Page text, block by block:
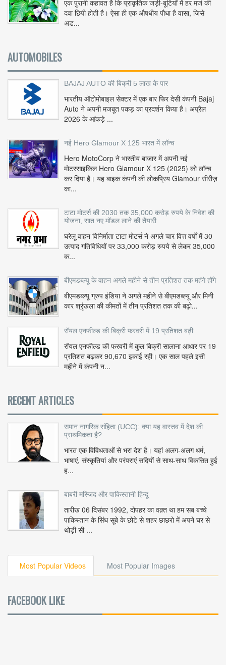
एक पुरानी कहावत है कि प्राकृतिक जड़ी-बूटियों में हर मर्ज की
दवा छिपी होती है। ऐसा ही एक औषधीय पौधा है वासा, जिसे
अड...
AUTOMOBILES
BAJAJ AUTO की बिक्री 5 लाख के पार
भारतीय ऑटोमोबाइल सेक्टर में एक बार फिर देसी कंपनी Bajaj
Auto ने अपनी मजबूत पकड़ का प्रदर्शन किया है। अप्रैल
2026 के आंकड़े ...
नई Hero Glamour X 125 भारत में लॉन्च
Hero MotoCorp ने भारतीय बाजार में अपनी नई
मोटरसाइकिल Hero Glamour X 125 (2025) को लॉन्च
कर दिया है। यह बाइक कंपनी की लोकप्रिय Glamour सीरीज़
का...
टाटा मोटर्स की 2030 तक 35,000 करोड़ रुपये के निवेश की
योजना, सात नए मॉडल लाने की तैयारी
घरेलू वाहन विनिर्माता टाटा मोटर्स ने अगले चार वित्त वर्षों में 30
उत्पाद गतिविधियों पर 33,000 करोड़ रुपये से लेकर 35,000
क...
बीएमडब्ल्यू के वाहन अगले महीने से तीन प्रतिशत तक महंगे होंगे
बीएमडब्ल्यू ग्रुप इंडिया ने अगले महीने से बीएमडब्ल्यू और मिनी
कार श्रृंखला की कीमतों में तीन प्रतिशत तक की बढ़ो...
रॉयल एनफील्ड की बिक्री फरवरी में 19 प्रतिशत बढ़ी
रॉयल एनफील्ड की फरवरी में कुल बिक्री सालाना आधार पर 19
प्रतिशत बढ़कर 90,670 इकाई रही। एक साल पहले इसी
महीने में कंपनी न...
RECENT ARTICLES
समान नागरिक संहिता (UCC): क्या यह वास्तव में देश की
प्राथमिकता है?
भारत एक विविधताओं से भरा देश है। यहां अलग-अलग धर्म,
भाषाएं, संस्कृतियां और परंपराएं सदियों से साथ-साथ विकसित हुई
ह...
बाबरी मस्जिद और पाकिस्तानी हिन्दू
तारीख 06 दिसंबर 1992, दोपहर का वक़्त था हम सब बच्चे
पाकिस्तान के सिंध सूबे के छोटे से शहर छाछरो में अपने घर से
थोड़ी सी ...
Most Popular Videos Most Popular Images
FACEBOOK LIKE